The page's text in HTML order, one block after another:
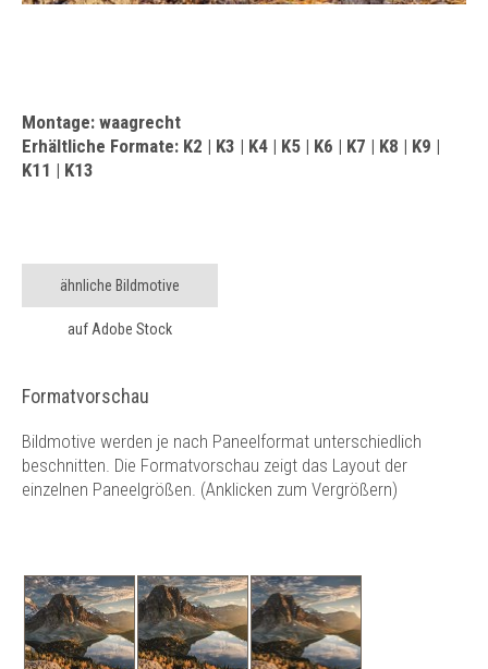
Montage: waagrecht
Erhältliche Formate: K2 | K3 | K4 | K5 | K6 | K7 | K8 | K9 |
K11 | K13
ähnliche Bildmotive
auf Adobe Stock
Formatvorschau
Bildmotive werden je nach Paneelformat unterschiedlich
beschnitten. Die Formatvorschau zeigt das Layout der
einzelnen Paneelgrößen. (Anklicken zum Vergrößern)